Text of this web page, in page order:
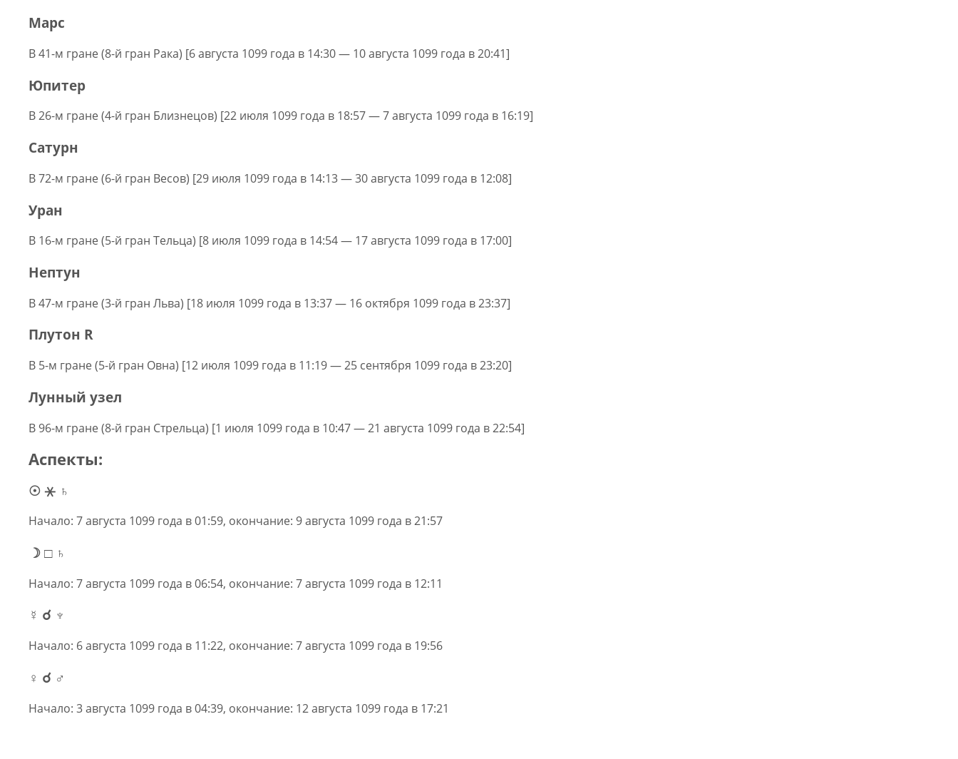
Марс
В 41-м гране (8-й гран Рака) [6 августа 1099 года в 14:30 — 10 августа 1099 года в 20:41]
Юпитер
В 26-м гране (4-й гран Близнецов) [22 июля 1099 года в 18:57 — 7 августа 1099 года в 16:19]
Сатурн
В 72-м гране (6-й гран Весов) [29 июля 1099 года в 14:13 — 30 августа 1099 года в 12:08]
Уран
В 16-м гране (5-й гран Тельца) [8 июля 1099 года в 14:54 — 17 августа 1099 года в 17:00]
Нептун
В 47-м гране (3-й гран Льва) [18 июля 1099 года в 13:37 — 16 октября 1099 года в 23:37]
Плутон R
В 5-м гране (5-й гран Овна) [12 июля 1099 года в 11:19 — 25 сентября 1099 года в 23:20]
Лунный узел
В 96-м гране (8-й гран Стрельца) [1 июля 1099 года в 10:47 — 21 августа 1099 года в 22:54]
Аспекты:
☉ ⚹ ♄
Начало: 7 августа 1099 года в 01:59, окончание: 9 августа 1099 года в 21:57
☽ □ ♄
Начало: 7 августа 1099 года в 06:54, окончание: 7 августа 1099 года в 12:11
☿ ☌ ♆
Начало: 6 августа 1099 года в 11:22, окончание: 7 августа 1099 года в 19:56
♀ ☌ ♂
Начало: 3 августа 1099 года в 04:39, окончание: 12 августа 1099 года в 17:21